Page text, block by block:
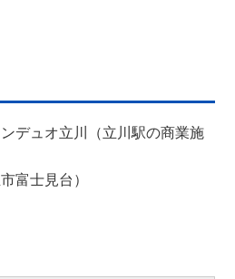
デュオ立川（立川駅の商業施
富士見台）